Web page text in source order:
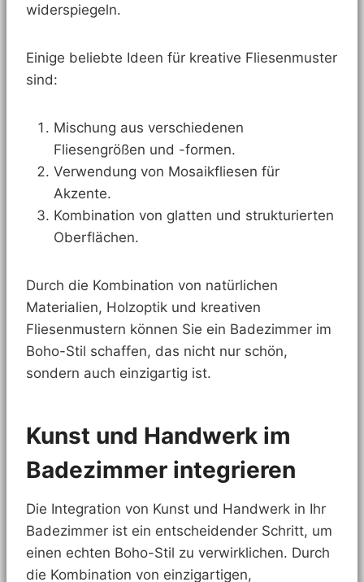
widerspiegeln.
Einige beliebte Ideen für kreative Fliesenmuster
sind:
Mischung aus verschiedenen
Fliesengrößen und -formen.
Verwendung von Mosaikfliesen für
Akzente.
Kombination von glatten und strukturierten
Oberflächen.
Durch die Kombination von natürlichen
Materialien, Holzoptik und kreativen
Fliesenmustern können Sie ein Badezimmer im
Boho-Stil schaffen, das nicht nur schön,
sondern auch einzigartig ist.
Kunst und Handwerk im
Badezimmer integrieren
Die Integration von Kunst und Handwerk in Ihr
Badezimmer ist ein entscheidender Schritt, um
einen echten Boho-Stil zu verwirklichen. Durch
die Kombination von einzigartigen,